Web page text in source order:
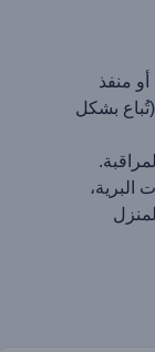
منفذ
السيارة، أو اللوحة الشمسية VOLTME (تُباع بشكل
البرية،